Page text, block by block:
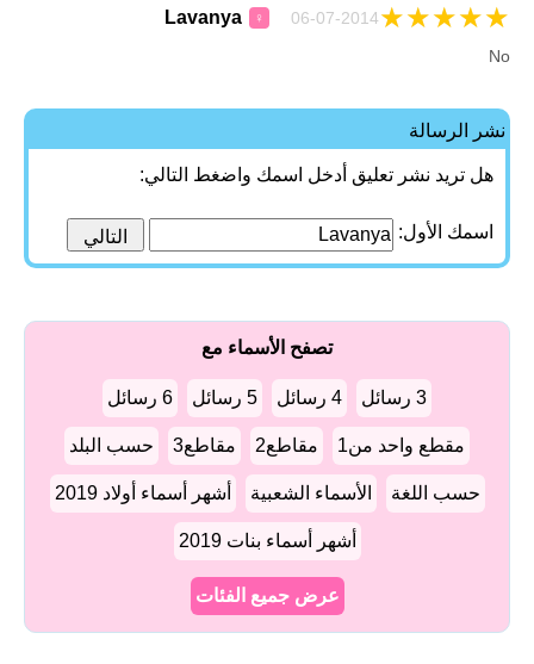
Lavanya ♀ 06-07-2014 ★
★
★
★
★
No
نشر الرسالة
هل تريد نشر تعليق أدخل اسمك واضغط التالي:
اسمك الأول:
تصفح الأسماء مع
3 رسائل 4 رسائل 5 رسائل 6 رسائل
مقطع واحد من1 مقاطع2 مقاطع3 حسب البلد
حسب اللغة الأسماء الشعبية أشهر أسماء أولاد 2019
أشهر أسماء بنات 2019
عرض جميع الفئات